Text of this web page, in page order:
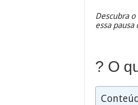
Descubra
essa
? O